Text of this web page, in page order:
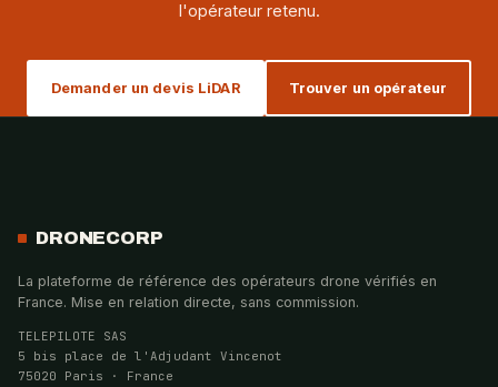
l'opérateur retenu.
Demander un devis LiDAR Trouver un opérateur
DRONECORP
La plateforme de référence des opérateurs drone vérifiés en
France. Mise en relation directe, sans commission.
TELEPILOTE SAS
5 bis place de l'Adjudant Vincenot
75020 Paris · France